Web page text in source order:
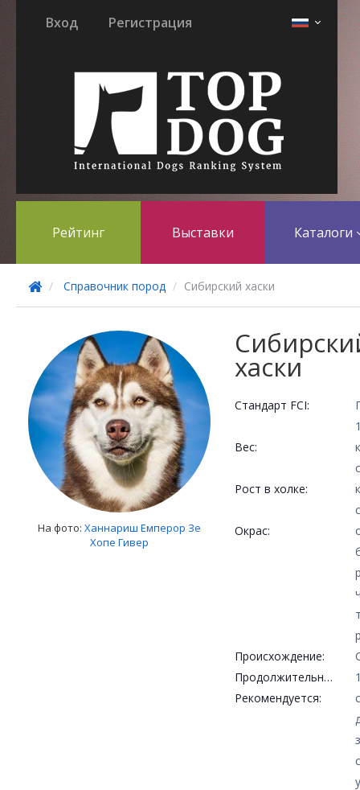
Вход Регистрация
Рейтинг Выставки Каталоги
Справочник пород Сибирский хаски
На фото: Ханнариш Емперор Зе
Хопе Гивер
хаски
Стандарт FCI:
Вес:
Рост в холке:
Окрас:
Происхождение:
Продолжительность жизни:
Рекомендуется: